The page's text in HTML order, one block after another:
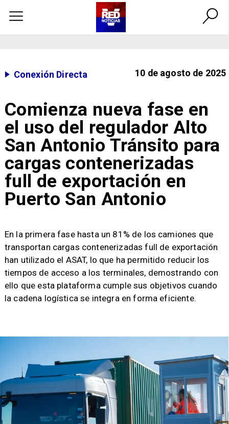
Conexión Directa 10 de agosto de 2025
Comienza nueva fase en
el uso del regulador Alto
San Antonio Tránsito para
cargas contenerizadas
full de exportación en
Puerto San Antonio
​En la primera fase hasta un 81% de los camiones que
transportan cargas contenerizadas full de exportación
han utilizado el ASAT, lo que ha permitido reducir los
tiempos de acceso a los terminales, demostrando con
ello que esta plataforma cumple sus objetivos cuando
la cadena logística se integra en forma eficiente.